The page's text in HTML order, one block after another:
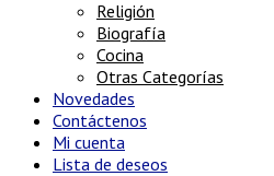
Religión
Biografía
Cocina
Otras Categorías
Novedades
Contáctenos
Mi cuenta
Lista de deseos